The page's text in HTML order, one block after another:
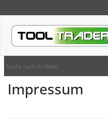
Impressum